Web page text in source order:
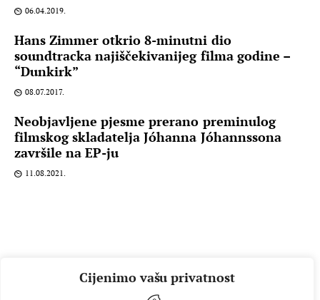
Cijenimo vašu privatnost
06.04.2019.
Hans Zimmer otkrio 8-minutni dio
soundtracka najiščekivanijeg filma godine –
“Dunkirk”
08.07.2017.
Neobjavljene pjesme prerano preminulog
filmskog skladatelja Jóhanna Jóhannssona
završile na EP-ju
11.08.2021.